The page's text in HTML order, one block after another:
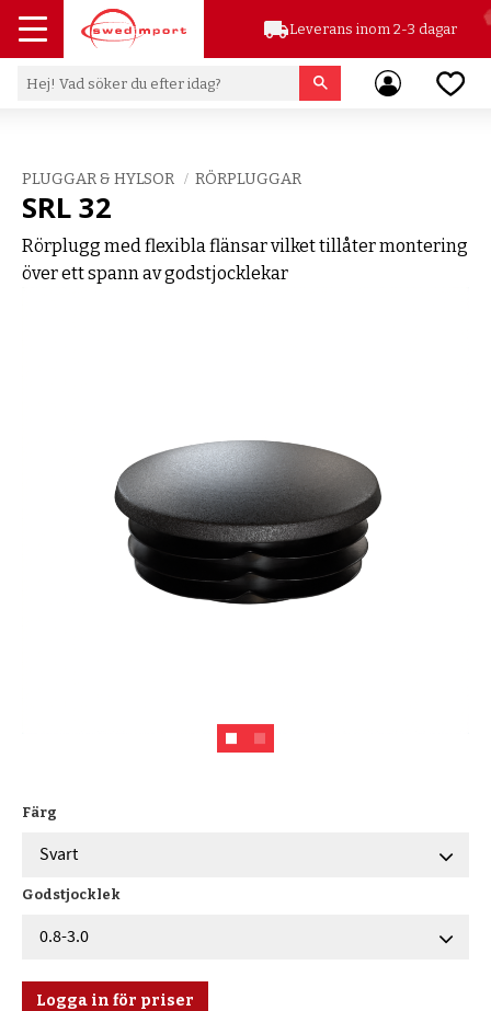
Meny
local_shippingLeverans inom 2-3 dagar
PLUGGAR & HYLSOR RÖRPLUGGAR
SRL 32
Rörplugg med flexibla flänsar vilket tillåter montering
över ett spann av godstjocklekar
Färg
Godstjocklek
Logga in för priser